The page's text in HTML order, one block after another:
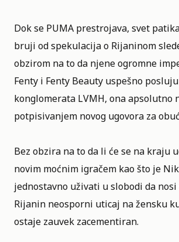
Dok se PUMA prestrojava, svet
bruji od spekulacija o Rijaninom
obzirom na to da njene ogromne
Fenty i Fenty Beauty uspešno
konglomerata LVMH, ona apsolutno
potpisivanjem novog ugovora za
Bez obzira na to da li će se na kraju
novim moćnim igračem kao što je
jednostavno uživati u slobodi da nosi
Rijanin neosporni uticaj na žensku
ostaje zauvek zacementiran.